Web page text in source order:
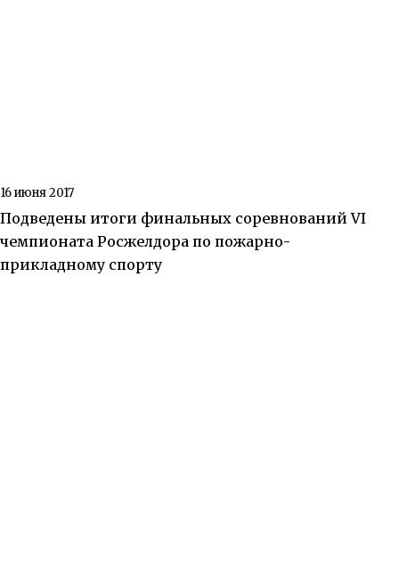
16 июня 2017
Подведены итоги финальных соревнований VI
чемпионата Росжелдора по пожарно-
прикладному спорту